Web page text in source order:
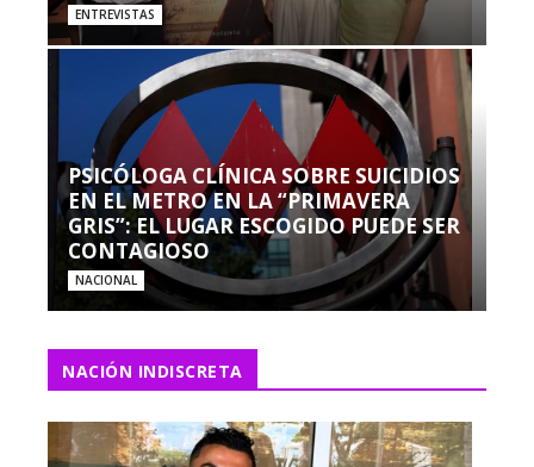
ENTREVISTAS
PSICÓLOGA CLÍNICA SOBRE SUICIDIOS
EN EL METRO EN LA “PRIMAVERA
GRIS”: EL LUGAR ESCOGIDO PUEDE SER
CONTAGIOSO
NACIONAL
NACIÓN INDISCRETA